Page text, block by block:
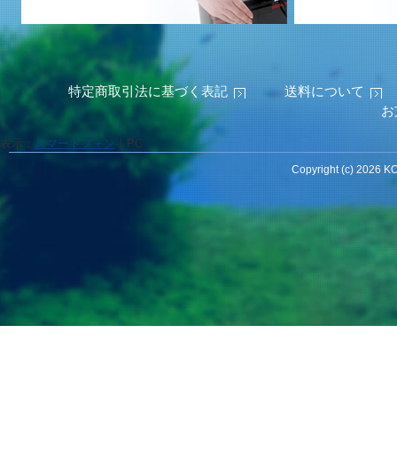
特定商取引法に基づく表記
送料について
表示： スマートフォン PC
Copyright (c) 2026